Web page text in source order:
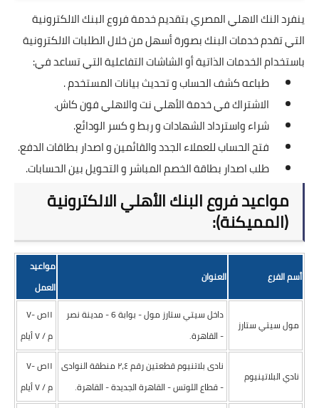
ينفرد النك الاهلي المصري بتقديم خدمة فروع البنك الالكترونية
التي تقدم خدمات البنك بصورة أسهل من خلال الطلبات الالكترونية
باستخدام الخدمات الذاتية أو الشاشات التفاعلية التي تساعد في:
طباعه كشف الحساب و تحديث بيانات المستخدم .
الاشتراك في خدمة الأهلي نت والاهلي فون كاش.
شراء واسترداد الشهادات و ربط و كسر الودائع.
فتح الحساب للعملاء الجدد والقائمين و اصدار بطاقات الدفع.
طلب اصدار بطاقة الخصم المباشر و التحويل بين الحسابات.
مواعيد فروع البنك الأهلي الالكترونية
(المميكنة):
أسم الفرع العنوان
مواعيد
العمل
مول سيتي ستارز
داخل سيتي ستارز مول - بوابة 6 - مدينة نصر
- القاهرة.
١١ص -۷
م / ۷ أيام
نادي البلاتينيوم
نادى بلاتنيوم قطعتين رقم ٢،٤ منطقة النوادى
- قطاع اللوتس - القاهرة الجديدة - القاهرة.
١١ص -۷
م / ۷ أيام